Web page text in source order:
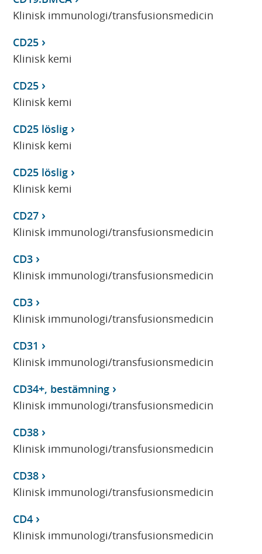
Klinisk immunologi/transfusionsmedicin
CD25
Klinisk kemi
CD25
Klinisk kemi
CD25 löslig
Klinisk kemi
CD25 löslig
Klinisk kemi
CD27
Klinisk immunologi/transfusionsmedicin
CD3
Klinisk immunologi/transfusionsmedicin
CD3
Klinisk immunologi/transfusionsmedicin
CD31
Klinisk immunologi/transfusionsmedicin
CD34+, bestämning
Klinisk immunologi/transfusionsmedicin
CD38
Klinisk immunologi/transfusionsmedicin
CD38
Klinisk immunologi/transfusionsmedicin
CD4
Klinisk immunologi/transfusionsmedicin